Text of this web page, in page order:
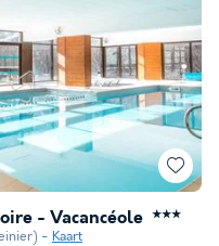
- Vacancéole ★★★
Kaart